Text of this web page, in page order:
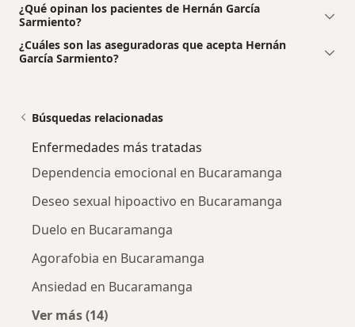
¿Qué opinan los pacientes de Hernán García
Sarmiento?
¿Cuáles son las aseguradoras que acepta Hernán
García Sarmiento?
Búsquedas relacionadas
Enfermedades más tratadas
Dependencia emocional en Bucaramanga
Deseo sexual hipoactivo en Bucaramanga
Duelo en Bucaramanga
Agorafobia en Bucaramanga
Ansiedad en Bucaramanga
Ver más (14)